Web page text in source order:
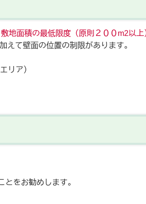
地面積の最低限度（原則２００m2以
えて壁面の位置の制限があります。
リア）
をお勧めします。